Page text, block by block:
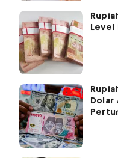
Level
Dolar